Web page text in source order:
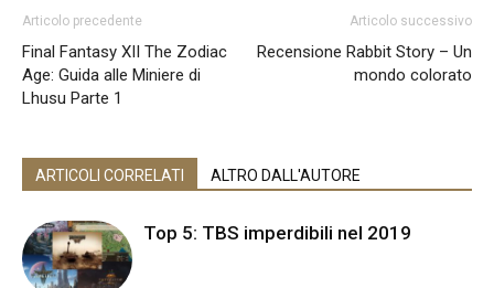
Articolo precedente
Final Fantasy XII The Zodiac
Age: Guida alle Miniere di
Lhusu Parte 1
Articolo successivo
Recensione Rabbit Story – Un
mondo colorato
ARTICOLI CORRELATI ALTRO DALL'AUTORE
Top 5: TBS imperdibili nel 2019